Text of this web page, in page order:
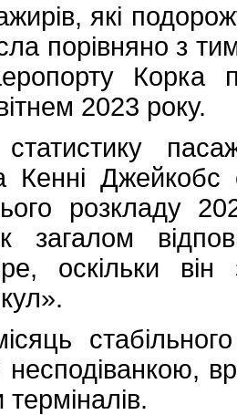
які
порівняно з
Корка
2023 року.
Кенні
розкладу
загалом
оскільки
несподіванкою,